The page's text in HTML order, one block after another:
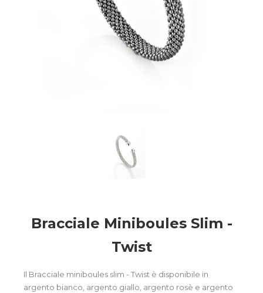
Bracciale Miniboules Slim -
Twist
Il Bracciale miniboules slim - Twist è disponibile in
argento bianco, argento giallo, argento rosè e argento